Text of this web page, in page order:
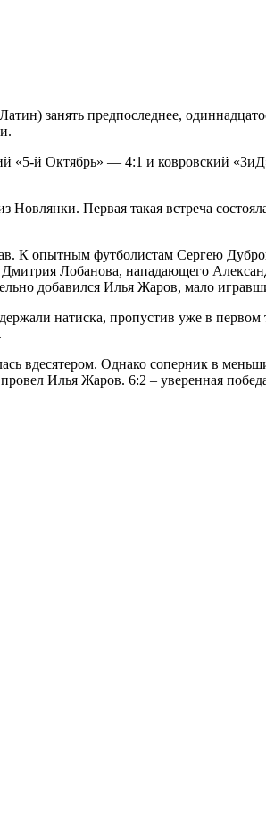
занять предпоследнее,
«5-й Октябрь» — 4:1 и ковровский
Первая такая встреча
К опытным футболистам Сергею
Лобанова, нападающего
добавился Илья Жаров, мало
натиска, пропустив уже в первом
вдесятером. Однако соперник в
Илья Жаров. 6:2 – уверенная